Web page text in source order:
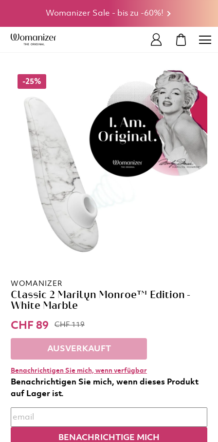
Womanizer Sale - bis zu -60%!
-25%
WOMANIZER
Classic 2 Marilyn Monroe™ Edition -
White Marble​
CHF 89 CHF 119
AUSVERKAUFT
Benachrichtigen Sie mich, wenn verfügbar
Benachrichtigen Sie mich, wenn dieses Produkt
auf Lager ist.
BENACHRICHTIGE MICH